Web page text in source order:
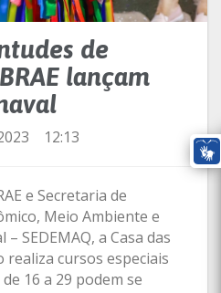
de
lançam
12:13
e Secretaria de
Meio Ambiente e
SEDEMAQ, a Casa das
realiza cursos especiais
16 a 29 podem se